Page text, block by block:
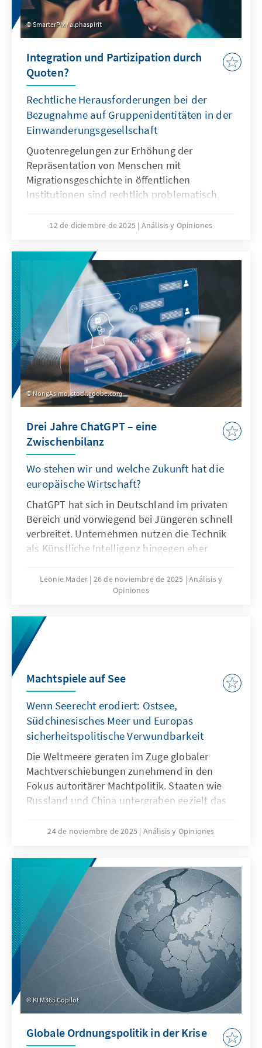
SmarterPix / alphaspirit
Integration und Partizipation durch
Quoten?
Rechtliche Herausforderungen bei der
Bezugnahme auf Gruppenidentitäten in der
Einwanderungsgesellschaft
Quotenregelungen zur Erhöhung der
Repräsentation von Menschen mit
Migrationsgeschichte in öffentlichen
Institutionen sind rechtlich problematisch.
nach Herkunft. Für Quoten zugunsten von
verfassungsrechtliche Grundlage. Das Papier
zeigt: Sonderregelungen für neu
eingewanderte Menschen sind nur zu Beginn
sinnvoll. Später besteht die herausfordernde
Aufgabe der Abgrenzung der Gruppe.
12 de diciembre de 2025 Análisis y Opiniones
NongAsimo, stock.adobe.com
Drei Jahre ChatGPT – eine
Zwischenbilanz
Wo stehen wir und welche Zukunft hat die
europäische Wirtschaft?
ChatGPT hat sich in Deutschland im privaten
Bereich und vorwiegend bei Jüngeren schnell
verbreitet. Unternehmen nutzen die Technik
als Künstliche Intelligenz hingegen eher
hierfür sind nicht nur technische
Eigenschaften von ChatGPT, sondern auch
oder die Spezifikation. Für Europa geht es
deshalb nicht darum, ChatGPT mit
Verzögerung nachzubauen. Vielmehr gilt es
außereuropäische so anzupassen, dass sie als
Produkte besser zu den institutionalisierten
Strukturen passen.
Leonie Mader 26 de noviembre de 2025 Análisis y
Opiniones
Machtspiele auf See
Wenn Seerecht erodiert: Ostsee,
Südchinesisches Meer und Europas
sicherheitspolitische Verwundbarkeit
Die Weltmeere geraten im Zuge globaler
Machtverschiebungen zunehmend in den
Fokus autoritärer Machtpolitik. Staaten wie
Russland und China untergraben gezielt das
formen – eine Praxis, die als „Lawfare“
Sabotageakte Europas Verwundbarkeit, im
Südchinesischen Meer demonstriert China,
wie Recht zur Machtfrage wird. Beide Fälle
verdeutlichen: Wo das Seerecht unterwandert
wird, geraten Europas Sicherheit,
Handlungsfähigkeit und die regelbasierte
Ordnung ins Wanken.
24 de noviembre de 2025 Análisis y Opiniones
KI M365 Copilot
Globale Ordnungspolitik in der Krise